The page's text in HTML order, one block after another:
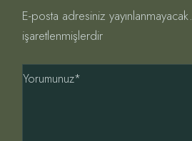
E-posta adresiniz yayınlanmayacak.
işaretlenmişlerdir